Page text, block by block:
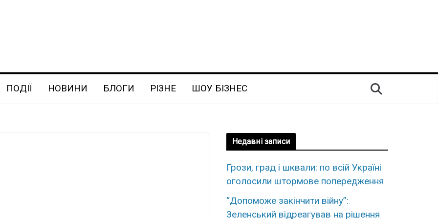
ПОДІЇ НОВИНИ БЛОГИ РІЗНЕ ШОУ БІЗНЕС
Недавні записи
Грози, град і шквали: по всій Україні
оголосили штормове попередження
“Допоможе закінчити війну”:
Зеленський відреагував на рішення